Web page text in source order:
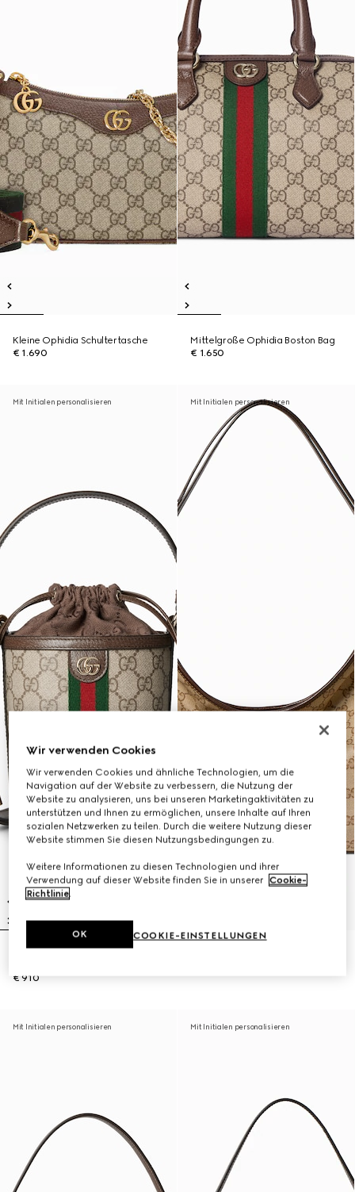
Kleine Ophidia Schultertasche
€ 1.690
Mittelgroße Ophidia Boston Bag
€ 1.650
Mit Initialen personalisieren
€ 910
Mit Initialen personalisieren
Mit Initialen personalisieren Mit Initialen personalisieren
Wir verwenden Cookies
Wir verwenden Cookies und ähnliche Technologien, um die
Navigation auf der Website zu verbessern, die Nutzung der
Website zu analysieren, uns bei unseren Marketingaktivitäten zu
unterstützen und Ihnen zu ermöglichen, unsere Inhalte auf Ihren
sozialen Netzwerken zu teilen. Durch die weitere Nutzung dieser
Website stimmen Sie diesen Nutzungsbedingungen zu.
Weitere Informationen zu diesen Technologien und ihrer
Verwendung auf dieser Website finden Sie in unserer Cookie-
Richtlinie.
COOKIE-EINSTELLUNGEN
OK